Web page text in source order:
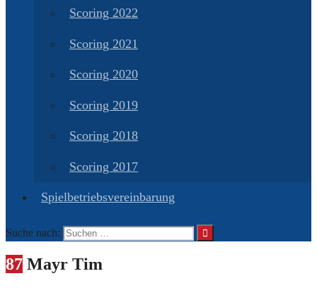
Scoring 2022
Scoring 2021
Scoring 2020
Scoring 2019
Scoring 2018
Scoring 2017
Spielbetriebsvereinbarung
Suche nach:
87 Mayr Tim